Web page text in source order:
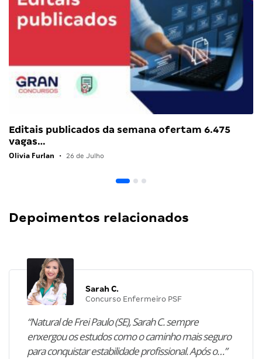
Editais publicados da semana ofertam 6.475
vagas…
Olivia Furlan • 26 de Julho
Depoimentos relacionados
Sarah C.
Concurso Enfermeiro PSF
“Natural de Frei Paulo (SE), Sarah C. sempre
enxergou os estudos como o caminho mais seguro
para conquistar estabilidade profissional. Após o…”